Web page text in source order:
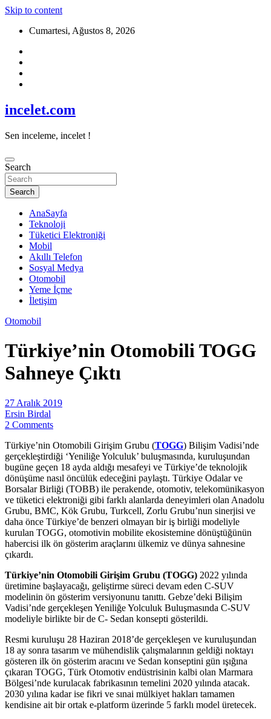
Skip to content
Cumartesi, Ağustos 8, 2026
incelet.com
Sen inceleme, incelet !
Search
Search
AnaSayfa
Teknoloji
Tüketici Elektroniği
Mobil
Akıllı Telefon
Sosyal Medya
Otomobil
Yeme İçme
İletişim
Otomobil
Türkiye’nin Otomobili TOGG
Sahneye Çıktı
27 Aralık 2019
Ersin Birdal
2 Comments
Türkiye’nin Otomobili Girişim Grubu (TOGG) Bilişim Vadisi’nde
gerçekleştirdiği ‘Yeniliğe Yolculuk’ buluşmasında, kuruluşundan
bugüne geçen 18 ayda aldığı mesafeyi ve Türkiye’de teknolojik
dönüşüme nasıl öncülük edeceğini paylaştı. Türkiye Odalar ve
Borsalar Birliği (TOBB) ile perakende, otomotiv, telekomünikasyon
ve tüketici elektroniği gibi farklı alanlarda deneyimleri olan Anadolu
Grubu, BMC, Kök Grubu, Turkcell, Zorlu Grubu’nun sinerjisi ve
daha önce Türkiye’de benzeri olmayan bir iş birliği modeliyle
kurulan TOGG, otomotivin mobilite ekosistemine dönüştüğünün
habercisi ilk ön gösterim araçlarını ülkemiz ve dünya sahnesine
çıkardı.
Türkiye’nin Otomobili Girişim Grubu (TOGG) 2022 yılında
üretimine başlayacağı, geliştirme süreci devam eden C-SUV
modelinin ön gösterim versiyonunu tanıttı. Gebze’deki Bilişim
Vadisi’nde gerçekleşen Yeniliğe Yolculuk Buluşmasında C-SUV
modeliyle birlikte bir de C- Sedan konsepti gösterildi.
Resmi kuruluşu 28 Haziran 2018’de gerçekleşen ve kuruluşundan
18 ay sonra tasarım ve mühendislik çalışmalarının geldiği noktayı
gösteren ilk ön gösterim aracını ve Sedan konseptini gün ışığına
çıkaran TOGG, Türk Otomotiv endüstrisinin kalbi olan Marmara
Bölgesi’nde kurulacak fabrikasının temelini 2020 yılında atacak.
2030 yılına kadar ise fikri ve sınai mülkiyet hakları tamamen
kendisine ait bir ortak e-platform üzerinde 5 farklı model üretecek.